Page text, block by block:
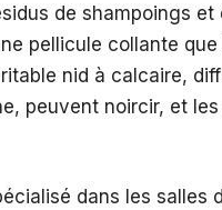
de shampoings
pellicule collante
nid à calcaire,
peuvent noircir, et
dans les salles